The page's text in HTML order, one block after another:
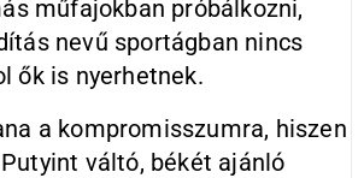
műfajokban próbálkozni,
nevű sportágban nincs
ők is nyerhetnek.
a kompromisszumra, hiszen
váltó, békét ajánló